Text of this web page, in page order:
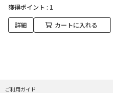
獲得ポイント : 1
詳細 カートに入れる
ご利用ガイド